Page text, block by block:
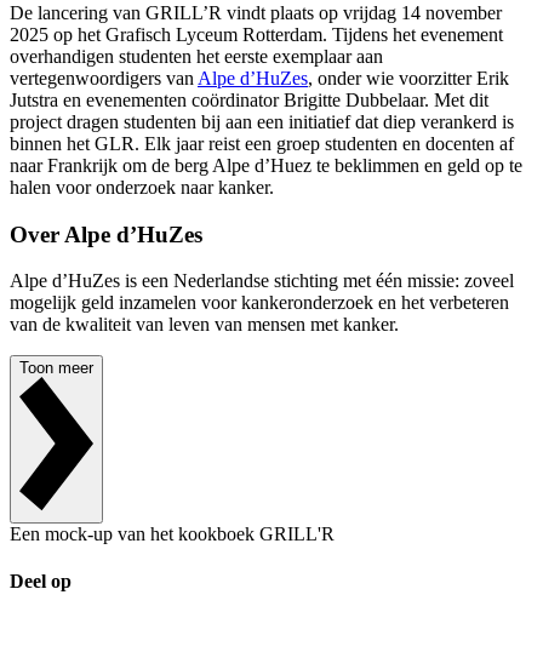
De lancering van GRILL’R vindt plaats op vrijdag 14 november
2025 op het Grafisch Lyceum Rotterdam. Tijdens het evenement
overhandigen studenten het eerste exemplaar aan
vertegenwoordigers van Alpe d’HuZes, onder wie voorzitter Erik
Jutstra en evenementen coördinator Brigitte Dubbelaar. Met dit
project dragen studenten bij aan een initiatief dat diep verankerd is
binnen het GLR. Elk jaar reist een groep studenten en docenten af
naar Frankrijk om de berg Alpe d’Huez te beklimmen en geld op te
halen voor onderzoek naar kanker.
Over Alpe d’HuZes
Alpe d’HuZes is een Nederlandse stichting met één missie: zoveel
mogelijk geld inzamelen voor kankeronderzoek en het verbeteren
van de kwaliteit van leven van mensen met kanker.
Toon meer
Een mock-up van het kookboek GRILL'R
Deel op